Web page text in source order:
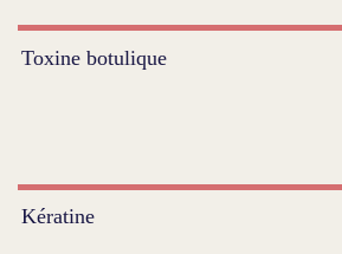
Toxine botulique
Kératine